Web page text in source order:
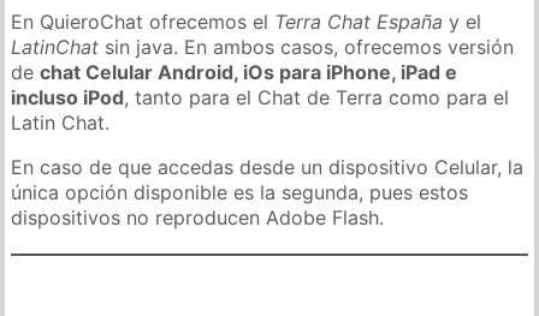
En QuieroChat ofrecemos el Terra Chat España y el
LatinChat sin java. En ambos casos, ofrecemos versión
dechat Celular Android, iOs para iPhone, iPad e
incluso iPod, tanto para el Chat de Terra como para el
Latin Chat.
En caso de que accedas desde un dispositivo Celular, la
única opción disponible es la segunda, pues estos
dispositivos no reproducen Adobe Flash.